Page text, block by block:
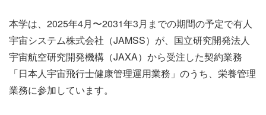
本学は、2025年4月〜2031年3月までの期間の予定で有人
宇宙システム株式会社（JAMSS）が、国立研究開発法人
宇宙航空研究開発機構（JAXA）から受注した契約業務
「日本人宇宙飛行士健康管理運用業務」のうち、栄養管理
業務に参加しています。